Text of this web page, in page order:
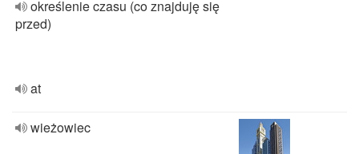
określenie czasu (co znajduję się
przed)
at
wieżowiec